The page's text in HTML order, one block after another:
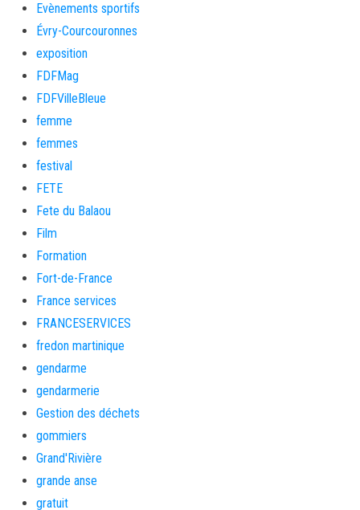
Evènements sportifs
Évry-Courcouronnes
exposition
FDFMag
FDFVilleBleue
femme
femmes
festival
FETE
Fete du Balaou
Film
Formation
Fort-de-France
France services
FRANCESERVICES
fredon martinique
gendarme
gendarmerie
Gestion des déchets
gommiers
Grand'Rivière
grande anse
gratuit